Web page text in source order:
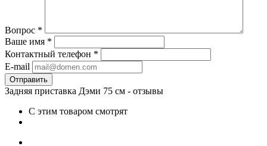
Вопрос *
Ваше имя *
Контактный телефон *
E-mail
Задняя приставка Дэми 75 см - отзывы
С этим товаром смотрят